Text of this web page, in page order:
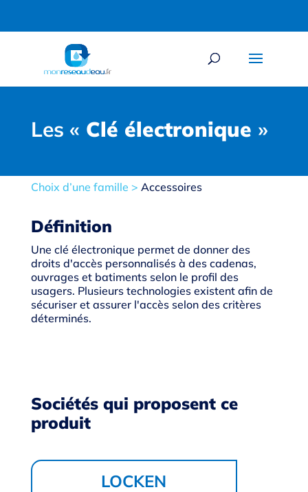
Les « Clé électronique »
Choix d’une famille > Accessoires
Définition
Une clé électronique permet de donner des
droits d'accès personnalisés à des cadenas,
ouvrages et batiments selon le profil des
usagers. Plusieurs technologies existent afin de
sécuriser et assurer l'accès selon des critères
déterminés.
Sociétés qui proposent ce
produit
LOCKEN